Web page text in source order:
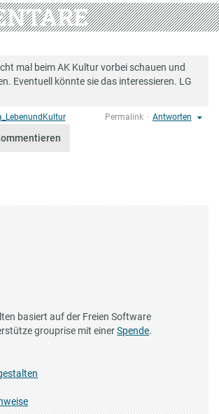
mal beim AK Kultur vorbei schauen und
Eventuell könnte sie das interessieren. LG
Permalink Antworten
basiert auf der Freien Software
grouprise mit einerSpende.